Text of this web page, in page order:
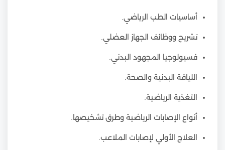
أساسيات الطب الرياضي.
تشريح ووظائف الجهاز العضلي.
فسيولوجيا المجهود البدني.
اللياقة البدنية والصحة.
التغذية الرياضية.
أنواع الإصابات الرياضية وطرق تشخيصها.
العلاج الأولي لإصابات الملاعب.